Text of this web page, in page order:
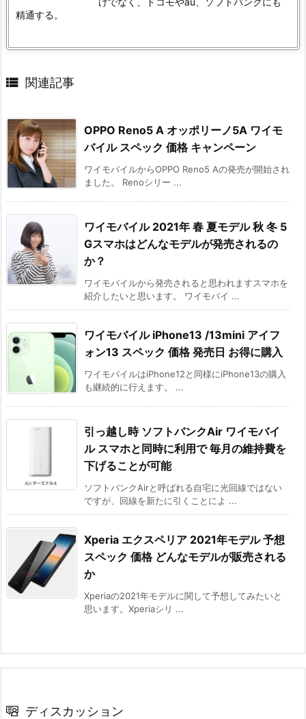
精通する。
 関連記事
OPPO Reno5 A オッポリーノ5A ワイモ
バイル スペック 価格 キャンペーン
ワイモバイルからOPPO Reno5 Aの発売が開始され
ました。 Renoシリー ...
ワイモバイル 2021年 春 夏モデル 秋 冬 5
Gスマホはどんなモデルが発売されるの
か？
ワイモバイルから発売されると思われますスマホを
紹介したいと思います。 ワイモバイ ...
ワイモバイル iPhone13 /13mini アイフ
ォン13 スペック 価格 発売日 お得に購入
ワイモバイルはiPhone12と同様にiPhone13の購入
も継続的に行えます。 ...
引っ越し時 ソフトバンクAir ワイモバイ
ル スマホと同時に利用で 毎月の維持費を
下げることが可能
ソフトバンクAirと呼ばれる自宅に光回線ではない
ですが、回線を新たに引くことによ ...
Xperia エクスペリア 2021年モデル 予想
スペック 価格 どんなモデルが販売される
か
Xperiaの2021年モデルに関して予想してみたいと
思います。Xperiaシリ ...
ディスカッション